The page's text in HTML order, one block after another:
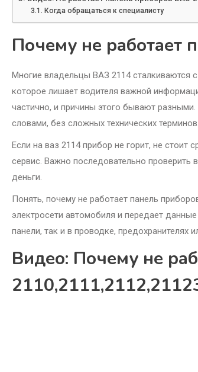
Когда обращаться к специалисту
Почему не работает
Многие владельцы ВАЗ 2114 сталкиваются
которое лишает водителя важной
частично, и причины этого бывают
словами, без сложных технических терминов.
Если на ваз 2114 прибор не горит, не стоит
сервис. Важно последовательно
деньги.
Понять, почему не работает панель
электросети автомобиля и передает
панели, так и в проводке, предохранителях
Видео: Почему не